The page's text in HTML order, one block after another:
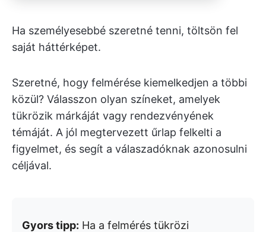
Ha személyesebbé szeretné tenni, töltsön fel
saját háttérképet.
Szeretné, hogy felmérése kiemelkedjen a többi
közül? Válasszon olyan színeket, amelyek
tükrözik márkáját vagy rendezvényének
témáját. A jól megtervezett űrlap felkelti a
figyelmet, és segít a válaszadóknak azonosulni
céljával.
Gyors tipp: Ha a felmérés tükrözi